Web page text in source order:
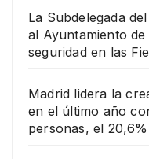
La Subdelegada
al Ayuntamiento
seguridad en las
Madrid lidera la
en el último año
personas, el